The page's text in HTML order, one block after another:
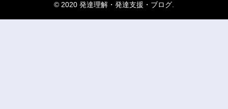
© 2020 発達理解・発達支援・ブログ.